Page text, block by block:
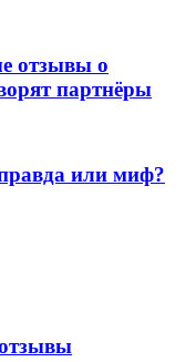
отзывы о
партнёры
или миф?